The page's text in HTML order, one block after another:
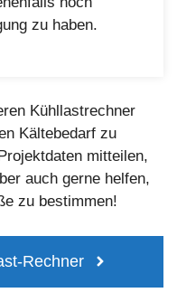
zu haben.
Kühllastrechner
Kältebedarf zu
mitteilen,
auch gerne helfen,
zu bestimmen!
Rechner